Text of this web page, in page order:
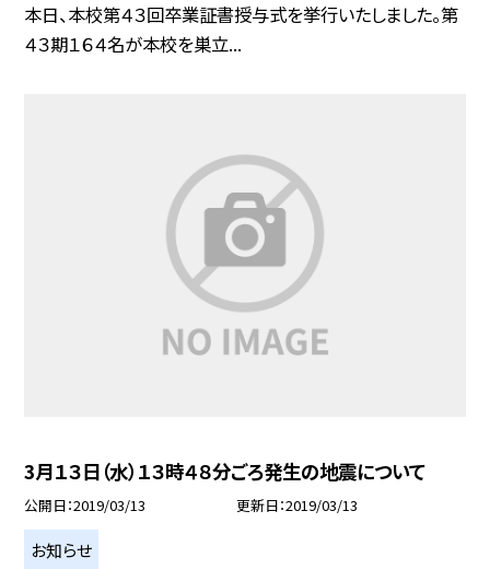
本日、本校第４３回卒業証書授与式を挙行いたしました。第
４３期１６４名が本校を巣立...
3月１３日（水）１３時４８分ごろ発生の地震について
公開日 2019/03/13 更新日 2019/03/13
お知らせ